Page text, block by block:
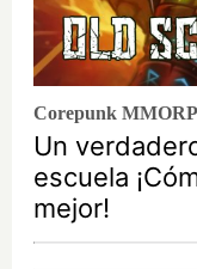
Corepunk
Un
escuela
mejor!